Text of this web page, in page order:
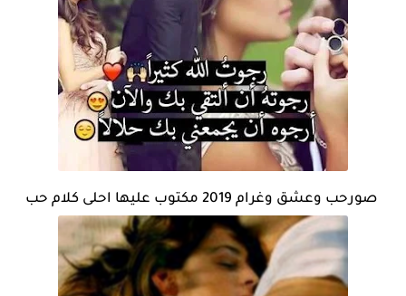
صورحب وعشق وغرام 2019 مكتوب عليها احلى كلام حب